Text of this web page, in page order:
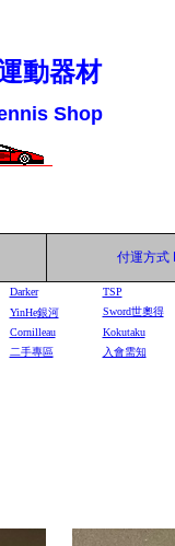
動器材
Shop
付運方式
Darker TSP
YinHe銀河 Sword世奧得
Cornilleau Kokutaku
二手專區 入會需知